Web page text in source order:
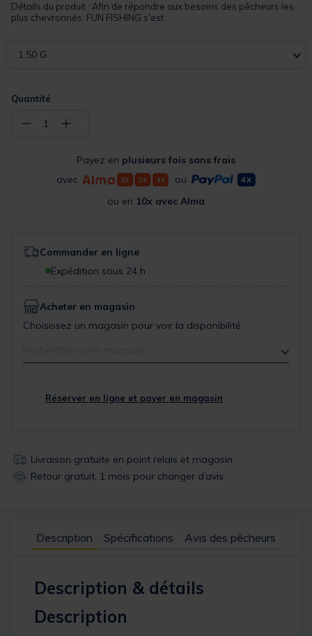
Détails du produit : Afin de répondre aux besoins des pêcheurs les
plus chevronnés, FUN FISHING s'est...
1.50 G
Quantité
− 1 +
Payez en plusieurs fois sans frais
avec
ou
ou en 10x avec Alma
Commander en ligne
Expédition sous 24 h
Acheter en magasin
Choisissez un magasin pour voir la disponibilité
Réserver en ligne et payer en magasin
Livraison gratuite en point relais et magasin
Retour gratuit, 1 mois pour changer d’avis
Description Spécifications Avis des pêcheurs
Description & détails
Description